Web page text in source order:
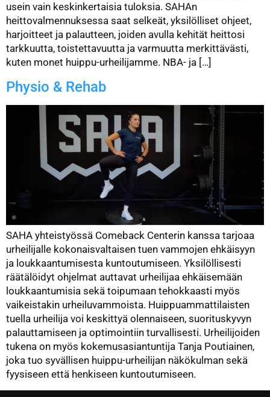
usein vain keskinkertaisia tuloksia. SAHAn
heittovalmennuksessa saat selkeät, yksilölliset ohjeet,
harjoitteet ja palautteen, joiden avulla kehität heittosi
tarkkuutta, toistettavuutta ja varmuutta merkittävästi,
kuten monet huippu-urheilijamme. NBA- ja […]
Physio & Rehab
SAHA yhteistyössä Comeback Centerin kanssa tarjoaa
urheilijalle kokonaisvaltaisen tuen vammojen ehkäisyyn
ja loukkaantumisesta kuntoutumiseen. Yksilöllisesti
räätälöidyt ohjelmat auttavat urheilijaa ehkäisemään
loukkaantumisia sekä toipumaan tehokkaasti myös
vaikeistakin urheiluvammoista. Huippuammattilaisten
tuella urheilija voi keskittyä olennaiseen, suorituskyvyn
palauttamiseen ja optimointiin turvallisesti. Urheilijoiden
tukena on myös kokemusasiantuntija Tanja Poutiainen,
joka tuo syvällisen huippu-urheilijan näkökulman sekä
fyysiseen että henkiseen kuntoutumiseen.